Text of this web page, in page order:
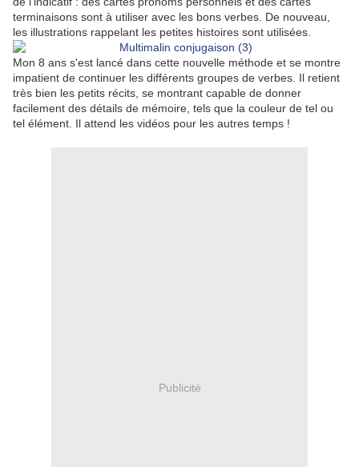
terminaisons sont à utiliser avec les bons verbes. De nouveau,
les illustrations rappelant les petites histoires sont utilisées.
Mon 8 ans s'est lancé dans cette nouvelle méthode et se montre
impatient de continuer les différents groupes de verbes. Il retient
très bien les petits récits, se montrant capable de donner
facilement des détails de mémoire, tels que la couleur de tel ou
tel élément. Il attend les vidéos pour les autres temps !
Publicité